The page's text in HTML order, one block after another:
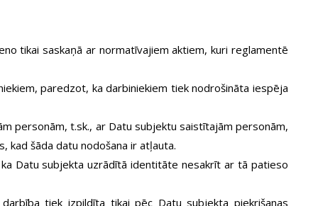
tikai saskaņā ar normatīvajiem aktiem, kuri reglamentē
paredzot, ka darbiniekiem tiek nodrošināta iespēja
personām, t.sk., ar Datu subjektu saistītajām personām,
kad šāda datu nodošana ir atļauta.
Datu subjekta uzrādītā identitāte nesakrīt ar tā patieso
tiek izpildīta tikai pēc Datu subjekta piekrišanas